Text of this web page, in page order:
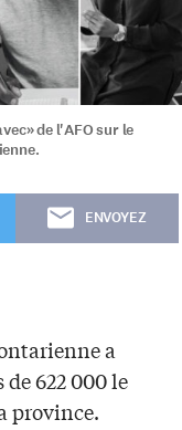
de l'AFO sur le
ENVOYEZ
a
de 622 000 le
province.